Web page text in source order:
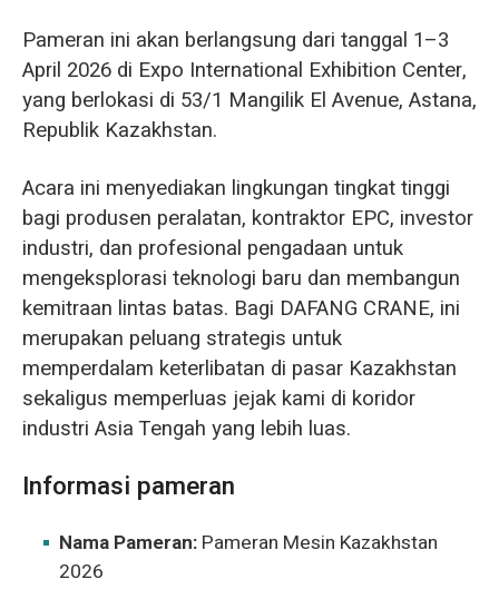
Pameran ini akan berlangsung dari tanggal 1–3
April 2026 di Expo International Exhibition Center,
yang berlokasi di 53/1 Mangilik El Avenue, Astana,
Republik Kazakhstan.
Acara ini menyediakan lingkungan tingkat tinggi
bagi produsen peralatan, kontraktor EPC, investor
industri, dan profesional pengadaan untuk
mengeksplorasi teknologi baru dan membangun
kemitraan lintas batas. Bagi DAFANG CRANE, ini
merupakan peluang strategis untuk
memperdalam keterlibatan di pasar Kazakhstan
sekaligus memperluas jejak kami di koridor
industri Asia Tengah yang lebih luas.
Informasi pameran
Nama Pameran: Pameran Mesin Kazakhstan
2026